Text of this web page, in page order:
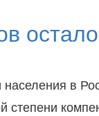
в
степени